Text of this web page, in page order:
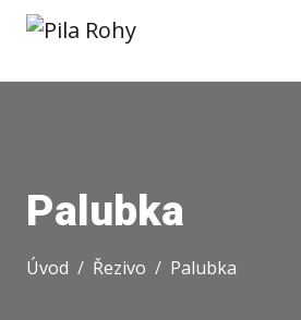
Palubka
Úvod Řezivo Palubka